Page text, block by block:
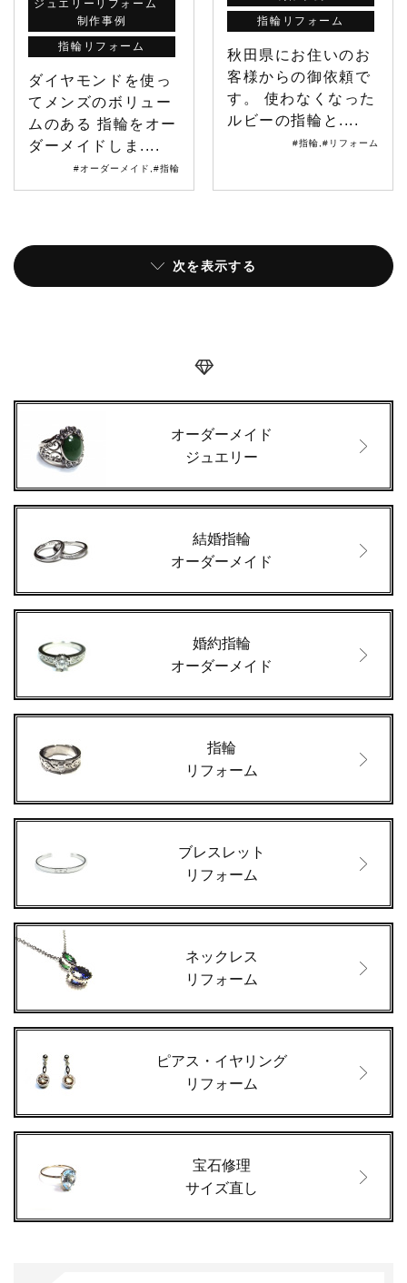
ジュエリーリフォーム
制作事例
指輪リフォーム
ダイヤモンドを使っ
てメンズのボリュー
ムのある 指輪をオー
ダーメイドしま....
#オーダーメイド #指輪
指輪リフォーム
秋田県にお住いのお
客様からの御依頼で
す。 使わなくなった
ルビーの指輪と....
#指輪 #リフォーム
次を表示する
オーダーメイド
ジュエリー
結婚指輪
オーダーメイド
婚約指輪
オーダーメイド
指輪
リフォーム
ブレスレット
リフォーム
ネックレス
リフォーム
ピアス・イヤリング
リフォーム
宝石修理
サイズ直し